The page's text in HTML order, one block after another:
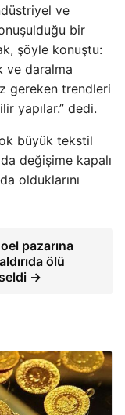
ve
bir
şöyle konuştu:
ve daralma
gereken trendleri
yapılar.” dedi.
büyük tekstil
değişime kapalı
olduklarını
pazarına
ölü
→